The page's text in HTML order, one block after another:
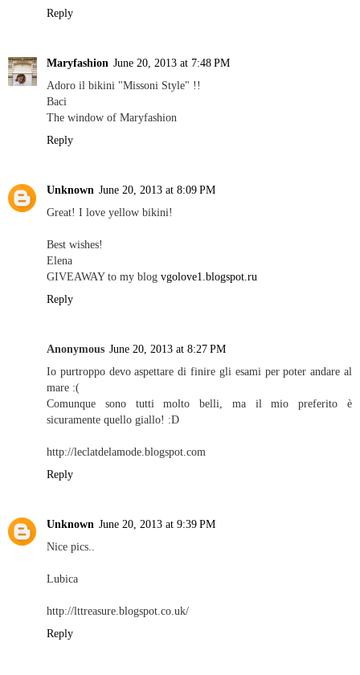
Reply
Maryfashion June 20, 2013 at 7:48 PM
Adoro il bikini "Missoni Style" !!
Baci
The window of Maryfashion
Reply
Unknown June 20, 2013 at 8:09 PM
Great! I love yellow bikini!
Best wishes!
Elena
GIVEAWAY to my blog vgolove1.blogspot.ru
Reply
Anonymous June 20, 2013 at 8:27 PM
Io purtroppo devo aspettare di finire gli esami per poter andare al
mare :(
Comunque sono tutti molto belli, ma il mio preferito è
sicuramente quello giallo! :D
http://leclatdelamode.blogspot.com
Reply
Unknown June 20, 2013 at 9:39 PM
Nice pics..
Lubica
http://lttreasure.blogspot.co.uk/
Reply